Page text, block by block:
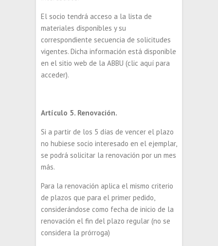
El socio tendrá acceso a la lista de
materiales disponibles y su
correspondiente secuencia de solicitudes
vigentes. Dicha información está disponible
en el sitio web de la ABBU (clic aquí para
acceder).
Artículo 5. Renovación.
Si a partir de los 5 días de vencer el plazo
no hubiese socio interesado en el ejemplar,
se podrá solicitar la renovación por un mes
más.
Para la renovación aplica el mismo criterio
de plazos que para el primer pedido,
considerándose como fecha de inicio de la
renovación el fin del plazo regular (no se
considera la prórroga)